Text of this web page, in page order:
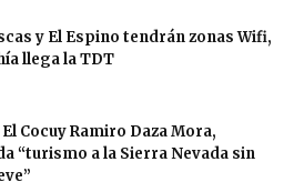
y El Espino tendrán zonas Wifi,
llega la TDT
Cocuy Ramiro Daza Mora,
“turismo a la Sierra Nevada sin